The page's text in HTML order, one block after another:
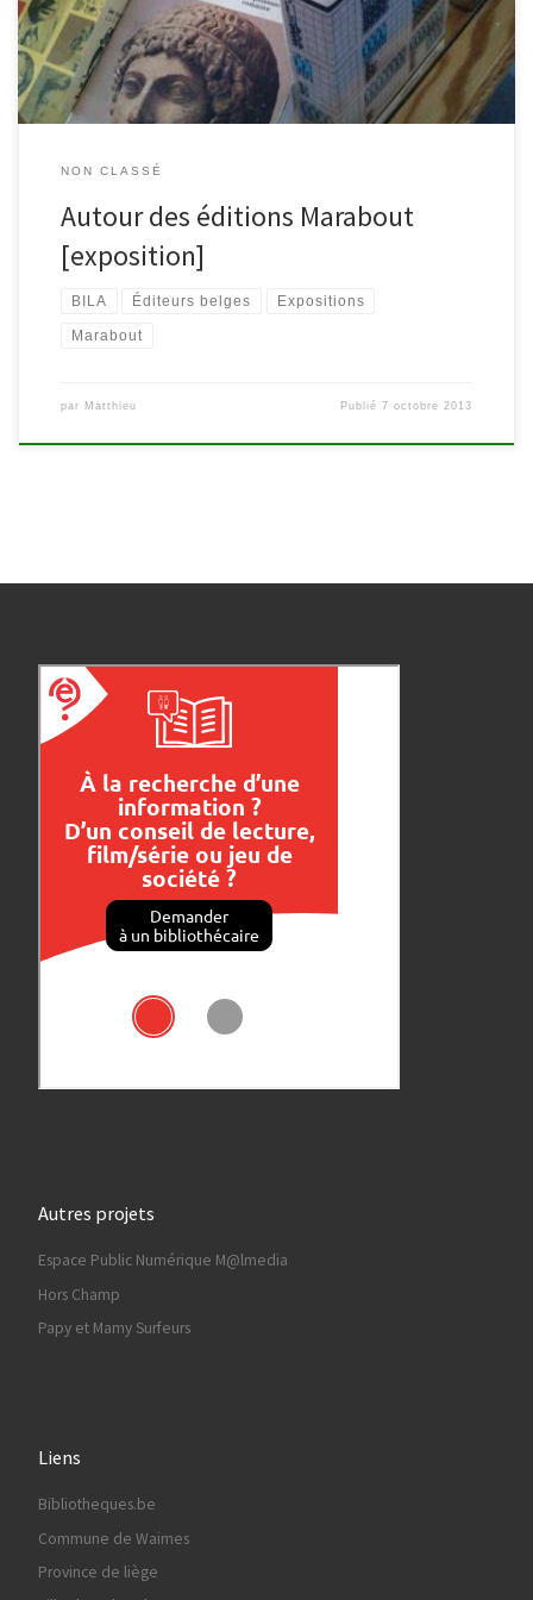
pour une maison anglaise. André Gérard leur sortira […]
NON CLASSÉ
Autour des éditions Marabout
[exposition]
BILA Éditeurs belges Expositions
Marabout
par Matthieu Publié7 octobre 2013
Autres projets
Espace Public Numérique M@lmedia
Hors Champ
Papy et Mamy Surfeurs
Liens
Bibliotheques.be
Commune de Waimes
Province de liège